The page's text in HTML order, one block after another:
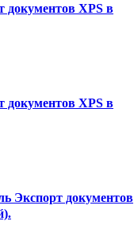
документов XPS в
документов XPS в
Экспорт документов